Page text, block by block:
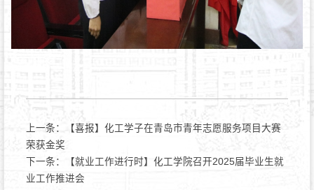
上一条：
【喜报】化工学子在青岛市青年志愿服务项目大赛
荣获金奖
下一条：
【就业工作进行时】化工学院召开2025届毕业生就
业工作推进会